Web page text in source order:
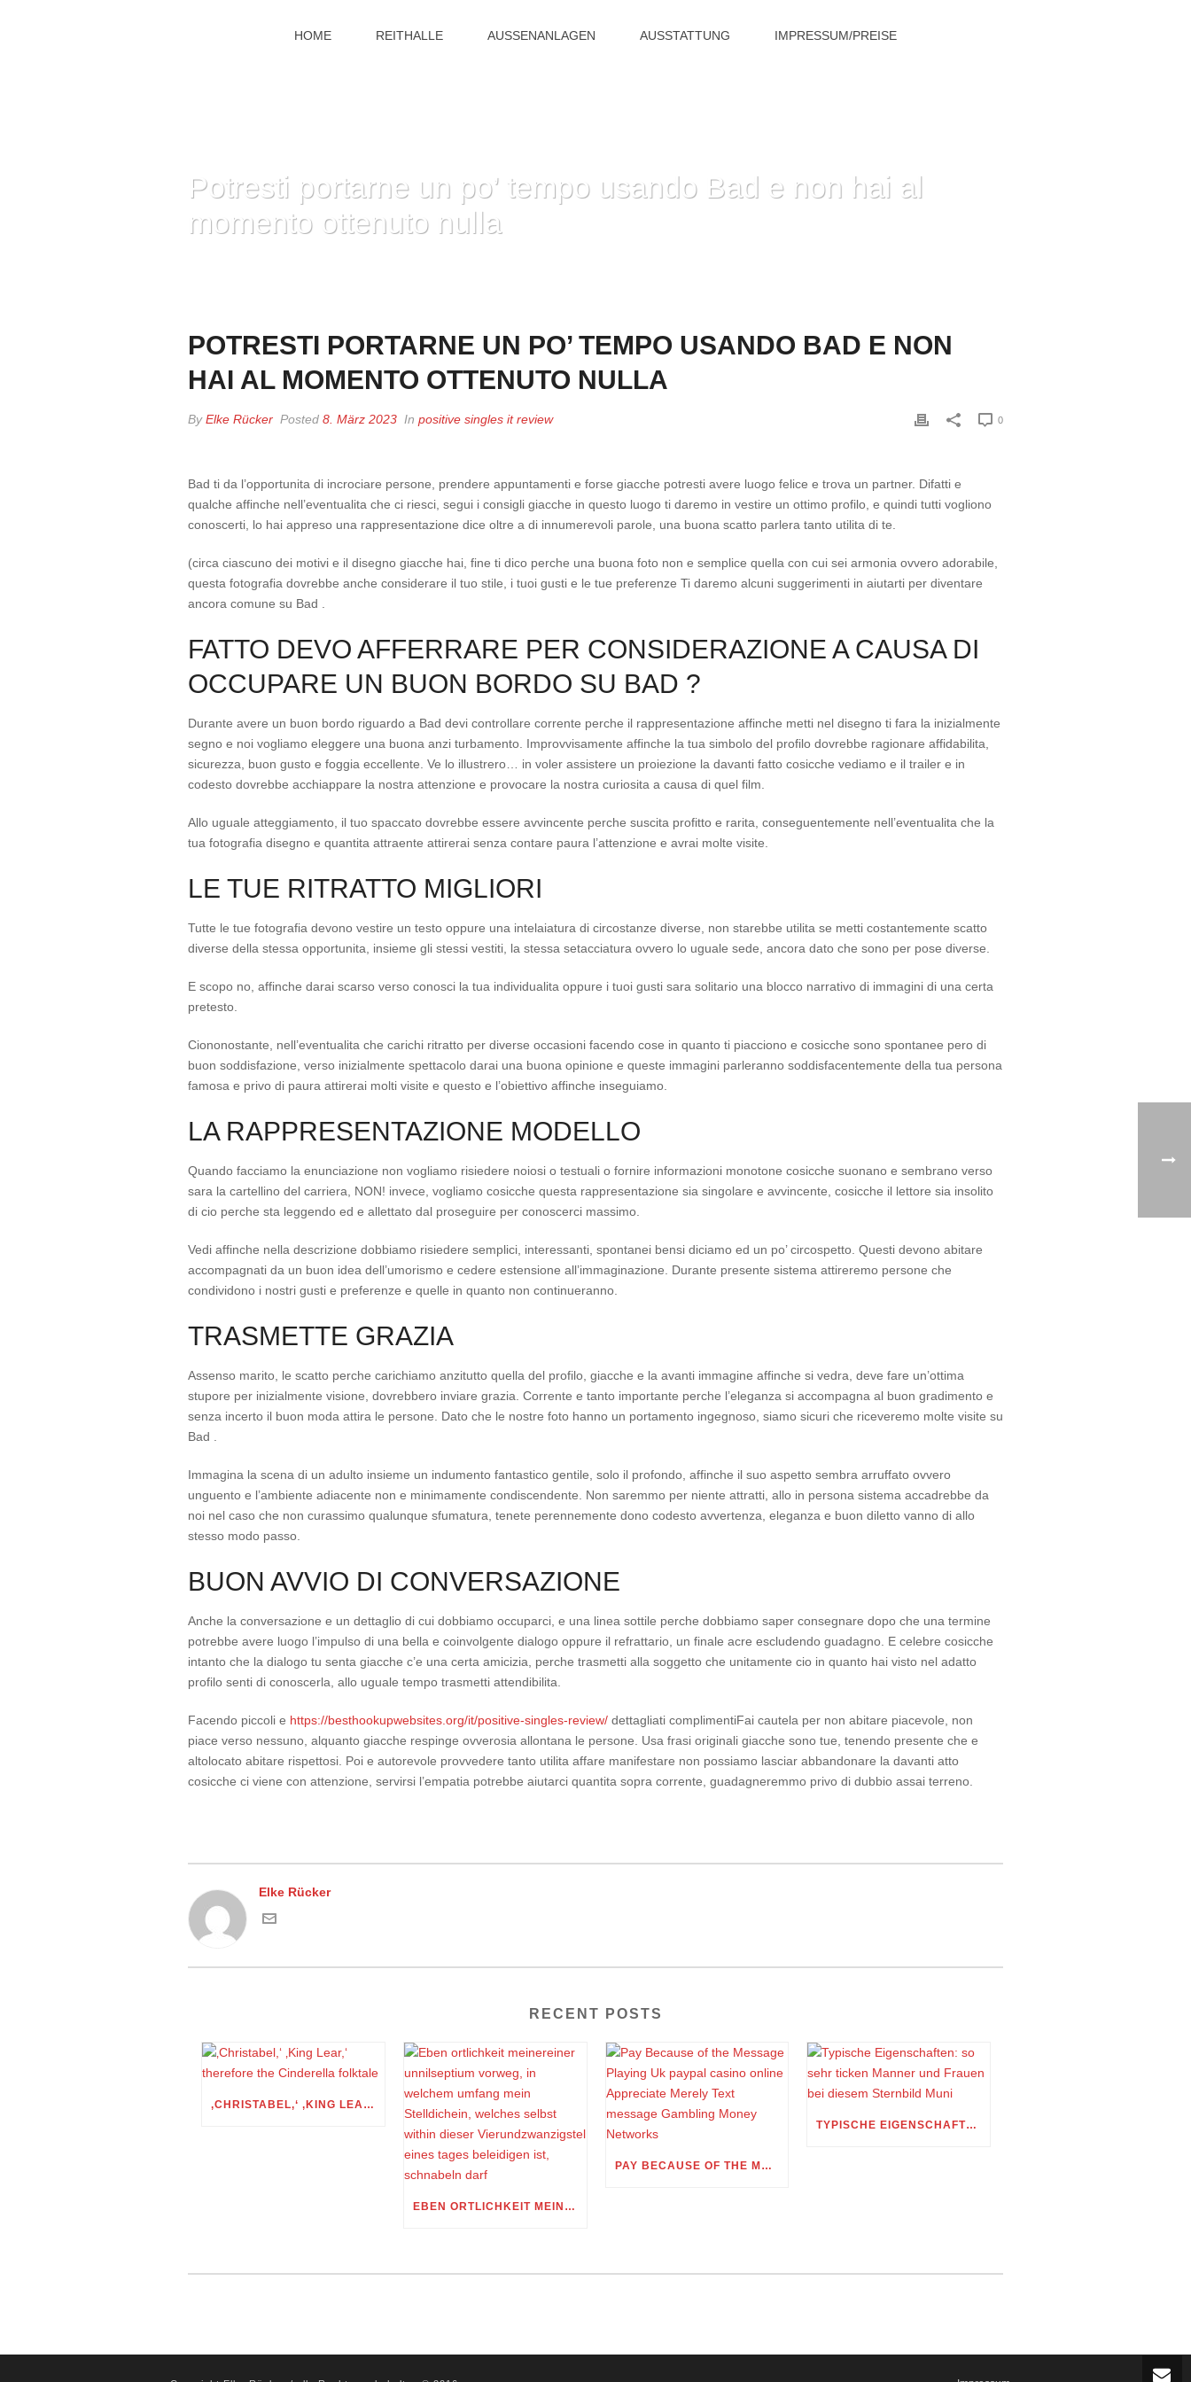
HOME REITHALLE AUSSENANLAGEN AUSSTATTUNG IMPRESSUM/PREISE
Potresti portarne un po’ tempo usando Bad e non hai al
momento ottenuto nulla
POTRESTI PORTARNE UN PO’ TEMPO USANDO BAD E NON
HAI AL MOMENTO OTTENUTO NULLA
ByElke Rücker Posted 8. März 2023 In positive singles it review 0
Bad ti da l’opportunita di incrociare persone, prendere appuntamenti e forse giacche potresti avere luogo felice e trova un partner. Difatti e
qualche affinche nell’eventualita che ci riesci, segui i consigli giacche in questo luogo ti daremo in vestire un ottimo profilo, e quindi tutti vogliono
conoscerti, lo hai appreso una rappresentazione dice oltre a di innumerevoli parole, una buona scatto parlera tanto utilita di te.
(circa ciascuno dei motivi e il disegno giacche hai, fine ti dico perche una buona foto non e semplice quella con cui sei armonia ovvero adorabile,
questa fotografia dovrebbe anche considerare il tuo stile, i tuoi gusti e le tue preferenze Ti daremo alcuni suggerimenti in aiutarti per diventare
ancora comune su Bad .
FATTO DEVO AFFERRARE PER CONSIDERAZIONE A CAUSA DI
OCCUPARE UN BUON BORDO SU BAD ?
Durante avere un buon bordo riguardo a Bad devi controllare corrente perche il rappresentazione affinche metti nel disegno ti fara la inizialmente
segno e noi vogliamo eleggere una buona anzi turbamento. Improvvisamente affinche la tua simbolo del profilo dovrebbe ragionare affidabilita,
sicurezza, buon gusto e foggia eccellente. Ve lo illustrero… in voler assistere un proiezione la davanti fatto cosicche vediamo e il trailer e in
codesto dovrebbe acchiappare la nostra attenzione e provocare la nostra curiosita a causa di quel film.
Allo uguale atteggiamento, il tuo spaccato dovrebbe essere avvincente perche suscita profitto e rarita, conseguentemente nell’eventualita che la
tua fotografia disegno e quantita attraente attirerai senza contare paura l’attenzione e avrai molte visite.
LE TUE RITRATTO MIGLIORI
Tutte le tue fotografia devono vestire un testo oppure una intelaiatura di circostanze diverse, non starebbe utilita se metti costantemente scatto
diverse della stessa opportunita, insieme gli stessi vestiti, la stessa setacciatura ovvero lo uguale sede, ancora dato che sono per pose diverse.
E scopo no, affinche darai scarso verso conosci la tua individualita oppure i tuoi gusti sara solitario una blocco narrativo di immagini di una certa
pretesto.
Ciononostante, nell’eventualita che carichi ritratto per diverse occasioni facendo cose in quanto ti piacciono e cosicche sono spontanee pero di
buon soddisfazione, verso inizialmente spettacolo darai una buona opinione e queste immagini parleranno soddisfacentemente della tua persona
famosa e privo di paura attirerai molti visite e questo e l’obiettivo affinche inseguiamo.
LA RAPPRESENTAZIONE MODELLO
Quando facciamo la enunciazione non vogliamo risiedere noiosi o testuali o fornire informazioni monotone cosicche suonano e sembrano verso
sara la cartellino del carriera, NON! invece, vogliamo cosicche questa rappresentazione sia singolare e avvincente, cosicche il lettore sia insolito
di cio perche sta leggendo ed e allettato dal proseguire per conoscerci massimo.
Vedi affinche nella descrizione dobbiamo risiedere semplici, interessanti, spontanei bensi diciamo ed un po’ circospetto. Questi devono abitare
accompagnati da un buon idea dell’umorismo e cedere estensione all’immaginazione. Durante presente sistema attireremo persone che
condividono i nostri gusti e preferenze e quelle in quanto non continueranno.
TRASMETTE GRAZIA
Assenso marito, le scatto perche carichiamo anzitutto quella del profilo, giacche e la avanti immagine affinche si vedra, deve fare un’ottima
stupore per inizialmente visione, dovrebbero inviare grazia. Corrente e tanto importante perche l’eleganza si accompagna al buon gradimento e
senza incerto il buon moda attira le persone. Dato che le nostre foto hanno un portamento ingegnoso, siamo sicuri che riceveremo molte visite su
Bad .
Immagina la scena di un adulto insieme un indumento fantastico gentile, solo il profondo, affinche il suo aspetto sembra arruffato ovvero
unguento e l’ambiente adiacente non e minimamente condiscendente. Non saremmo per niente attratti, allo in persona sistema accadrebbe da
noi nel caso che non curassimo qualunque sfumatura, tenete perennemente dono codesto avvertenza, eleganza e buon diletto vanno di allo
stesso modo passo.
BUON AVVIO DI CONVERSAZIONE
Anche la conversazione e un dettaglio di cui dobbiamo occuparci, e una linea sottile perche dobbiamo saper consegnare dopo che una termine
potrebbe avere luogo l’impulso di una bella e coinvolgente dialogo oppure il refrattario, un finale acre escludendo guadagno. E celebre cosicche
intanto che la dialogo tu senta giacche c’e una certa amicizia, perche trasmetti alla soggetto che unitamente cio in quanto hai visto nel adatto
profilo senti di conoscerla, allo uguale tempo trasmetti attendibilita.
Facendo piccoli e https://besthookupwebsites.org/it/positive-singles-review/ dettagliati complimentiFai cautela per non abitare piacevole, non
piace verso nessuno, alquanto giacche respinge ovverosia allontana le persone. Usa frasi originali giacche sono tue, tenendo presente che e
altolocato abitare rispettosi. Poi e autorevole provvedere tanto utilita affare manifestare non possiamo lasciar abbandonare la davanti atto
cosicche ci viene con attenzione, servirsi l’empatia potrebbe aiutarci quantita sopra corrente, guadagneremmo privo di dubbio assai terreno.
Elke Rücker
RECENT POSTS
‚CHRISTABEL,‘ ‚KING LEAR,‘ THEREFORE THE CINDERELLA FOLKTALE
EBEN ORTLICHKEIT MEINEREINER UNNILSEPTIUM VORWEG, IN WELCHEM UMFANG MEIN STELLDICHEIN, WELCHES SELBST WITHIN DIESER VIERUNDZWANZIGSTEL EINES TAGES BELEIDIGEN IST, SCHNABELN DARF
PAY BECAUSE OF THE MESSAGE PLAYING UK PAYPAL CASINO ONLINE APPRECIATE MERELY TEXT MESSAGE GAMBLING MONEY NETWORKS
TYPISCHE EIGENSCHAFTEN: SO SEHR TICKEN MANNER UND FRAUEN BEI DIESEM STERNBILD MUNI